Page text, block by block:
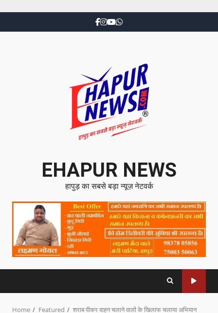
EHAPUR NEWS
हापुड़ का सबसे बड़ा न्यूज़ नेटवर्क
Home Featured शराब पीकर वाहन चलाने वालों के खिलाफ चलाया अभियान